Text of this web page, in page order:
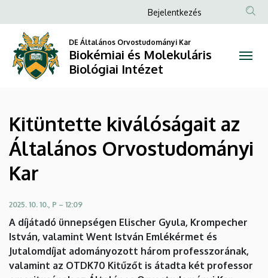
kiválóságait
az
Általános
Orvostudományi
Kar
Biokémiai
és
Molekuláris
Biológiai
a
tartalomra
Anonim
fiók
menüje
Bejelentkezés
DE Általános Orvostudományi Kar
Biokémiai és Molekuláris
Biológiai Intézet
Kitüntette kiválóságait az
Általános Orvostudományi
Kar
2025. 10. 10., P – 12:09
A díjátadó ünnepségen Elischer Gyula, Krompecher
István, valamint Went István Emlékérmet és
Jutalomdíjat adományozott három professzorának,
valamint az OTDK70 Kitűzőt is átadta két professor